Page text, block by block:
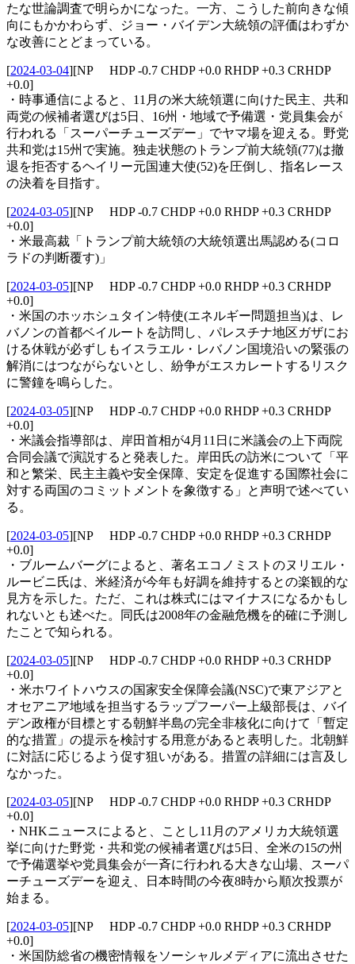
たな世論調査で明らかになった。一方、こうした前向きな傾
向にもかかわらず、ジョー・バイデン大統領の評価はわずか
な改善にとどまっている。
[2024-03-04][NP HDP -0.7 CHDP +0.0 RHDP +0.3 CRHDP
+0.0]
・時事通信によると、11月の米大統領選に向けた民主、共和
両党の候補者選びは5日、16州・地域で予備選・党員集会が
行われる「スーパーチューズデー」でヤマ場を迎える。野党
共和党は15州で実施。独走状態のトランプ前大統領(77)は撤
退を拒否するヘイリー元国連大使(52)を圧倒し、指名レース
の決着を目指す。
[2024-03-05][NP HDP -0.7 CHDP +0.0 RHDP +0.3 CRHDP
+0.0]
・米最高裁「トランプ前大統領の大統領選出馬認める(コロ
ラドの判断覆す)」
[2024-03-05][NP HDP -0.7 CHDP +0.0 RHDP +0.3 CRHDP
+0.0]
・米国のホッホシュタイン特使(エネルギー問題担当)は、レ
バノンの首都ベイルートを訪問し、パレスチナ地区ガザにお
ける休戦が必ずしもイスラエル・レバノン国境沿いの緊張の
解消にはつながらないとし、紛争がエスカレートするリスク
に警鐘を鳴らした。
[2024-03-05][NP HDP -0.7 CHDP +0.0 RHDP +0.3 CRHDP
+0.0]
・米議会指導部は、岸田首相が4月11日に米議会の上下両院
合同会議で演説すると発表した。岸田氏の訪米について「平
和と繁栄、民主主義や安全保障、安定を促進する国際社会に
対する両国のコミットメントを象徴する」と声明で述べてい
る。
[2024-03-05][NP HDP -0.7 CHDP +0.0 RHDP +0.3 CRHDP
+0.0]
・ブルームバーグによると、著名エコノミストのヌリエル・
ルービニ氏は、米経済が今年も好調を維持するとの楽観的な
見方を示した。ただ、これは株式にはマイナスになるかもし
れないとも述べた。同氏は2008年の金融危機を的確に予測し
たことで知られる。
[2024-03-05][NP HDP -0.7 CHDP +0.0 RHDP +0.3 CRHDP
+0.0]
・米ホワイトハウスの国家安全保障会議(NSC)で東アジアと
オセアニア地域を担当するラップフーパー上級部長は、バイ
デン政権が目標とする朝鮮半島の完全非核化に向けて「暫定
的な措置」の提示を検討する用意があると表明した。北朝鮮
に対話に応じるよう促す狙いがある。措置の詳細には言及し
なかった。
[2024-03-05][NP HDP -0.7 CHDP +0.0 RHDP +0.3 CRHDP
+0.0]
・NHKニュースによると、ことし11月のアメリカ大統領選
挙に向けた野党・共和党の候補者選びは5日、全米の15の州
で予備選挙や党員集会が一斉に行われる大きな山場、スーパ
ーチューズデーを迎え、日本時間の今夜8時から順次投票が
始まる。
[2024-03-05][NP HDP -0.7 CHDP +0.0 RHDP +0.3 CRHDP
+0.0]
・米国防総省の機密情報をソーシャルメディアに流出させた